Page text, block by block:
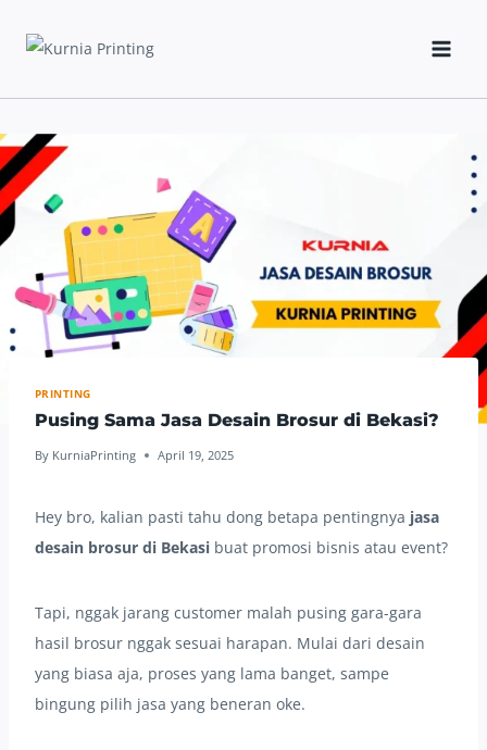
PRINTING
Pusing Sama Jasa Desain Brosur di Bekasi?
By KurniaPrinting April 19, 2025
Hey bro, kalian pasti tahu dong betapa pentingnya jasa
desain brosur di Bekasi buat promosi bisnis atau event?
Tapi, nggak jarang customer malah pusing gara-gara
hasil brosur nggak sesuai harapan. Mulai dari desain
yang biasa aja, proses yang lama banget, sampe
bingung pilih jasa yang beneran oke.